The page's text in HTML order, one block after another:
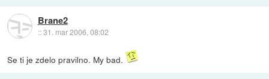
Brane2
::31. mar 2006, 08:02
Se ti je zdelo pravilno. My bad.